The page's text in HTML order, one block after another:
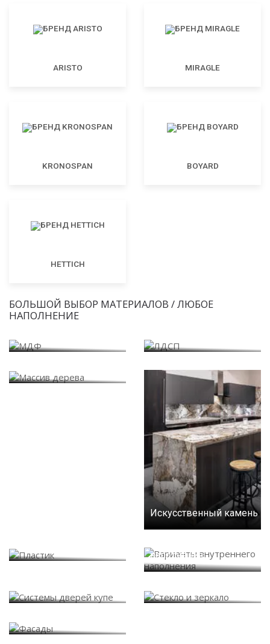
ARISTO MIRAGLE
KRONOSPAN BOYARD
HETTICH
БОЛЬШОЙ ВЫБОР МАТЕРИАЛОВ / ЛЮБОЕ
НАПОЛНЕНИЕ
Искусственный камень
наполнения